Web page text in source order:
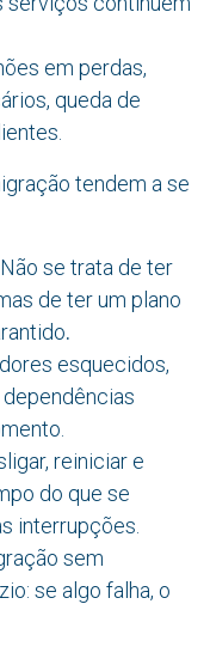
em perdas,
queda de
tendem a se
. Não se trata de ter
de ter um plano
.
esquecidos,
reiniciar e
do que se
interrupções.
sem
se algo falha, o